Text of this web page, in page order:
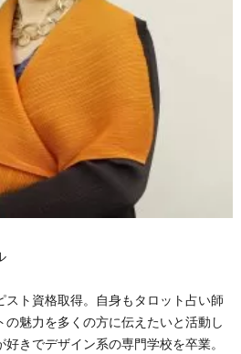
ト資格取得。自身もタロット占い師
魅力を多くの方に伝えたいと活動し
きでデザイン系の専門学校を卒業。